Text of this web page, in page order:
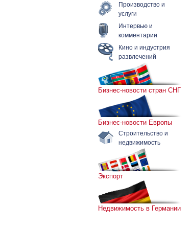
Производство и
услуги
Интервью и
комментарии
Кино и индустрия
развлечений
Бизнес-новости стран СНГ
Бизнес-новости Европы
Строительство и
недвижимость
Экспорт
Недвижимость в Германии